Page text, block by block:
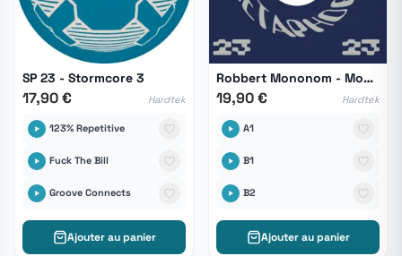
SP 23 - Stormcore 3
17,90 € Hardtek
123% Repetitive
Fuck The Bill
Groove Connects
Ajouter au panier
Robbert Mononom - Mononom 1
19,90 € Hardtek
A1
B1
B2
Ajouter au panier